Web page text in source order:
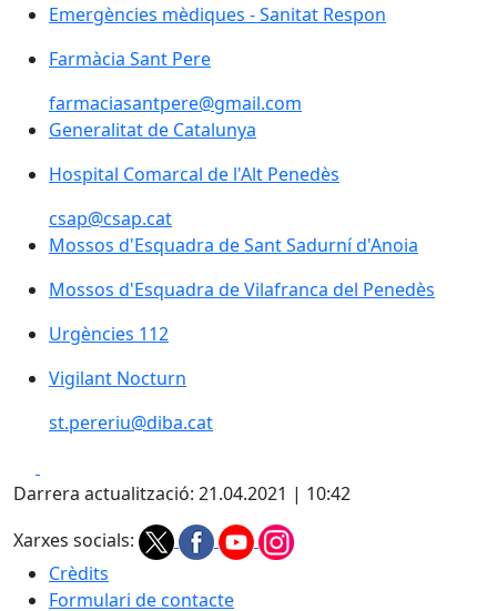
Emergències mèdiques - Sanitat Respon
Emergències mèdiques - Sanitat Respon
Farmàcia Sant Pere
farmaciasantpere@gmail.com
Generalitat de Catalunya
Generalitat de Catalunya
Hospital Comarcal de l'Alt Penedès
Hospital Comarcal de l'Alt Penedès
csap@csap.cat
Mossos d'Esquadra de Sant Sadurní d'Anoia
Mossos d'Esquadra de Sant Sadurní d'Anoia
Mossos d'Esquadra de Vilafranca del Penedès
Mossos d'Esquadra de Vilafranca del Penedès
Urgències 112
Urgències 112
Vigilant Nocturn
st.pereriu@diba.cat
Darrera actualització: 21.04.2021 | 10:42
Xarxes socials:
Crèdits
Formulari de contacte